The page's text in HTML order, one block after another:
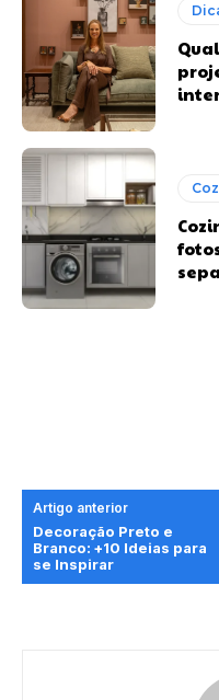
Artigo anterior
Decoração Preto e
Branco: +10 Ideias para
se Inspirar